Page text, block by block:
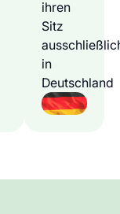
ihren
Sitz
in
Deutschland